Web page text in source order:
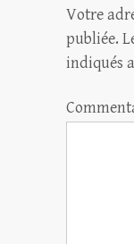
Votre
publiée.
indiqués